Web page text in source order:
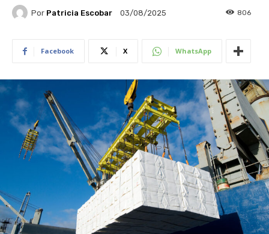
Por Patricia Escobar 03/08/2025 806
Facebook X WhatsApp